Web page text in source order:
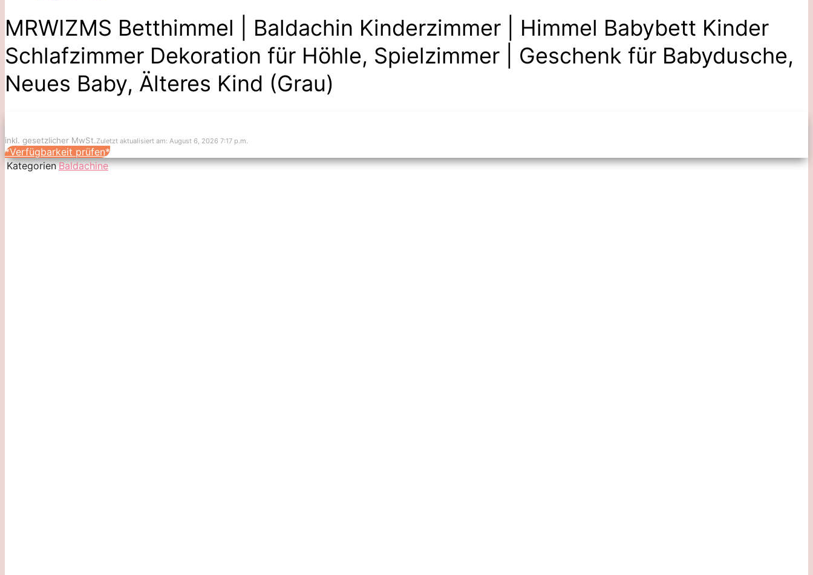
MRWIZMS Betthimmel | Baldachin Kinderzimmer | Himmel Babybett Kinder
Schlafzimmer Dekoration für Höhle, Spielzimmer | Geschenk für Babydusche,
Neues Baby, Älteres Kind (Grau)
inkl. gesetzlicher MwSt.Zuletzt aktualisiert am: August 6, 2026 7:17 p.m.
*Verfügbarkeit prüfen*
Kategorien Baldachine